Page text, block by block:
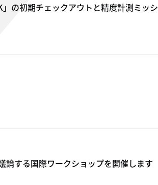
の初期チェックアウトと精度計測ミッシ
論する国際ワークショップを開催します